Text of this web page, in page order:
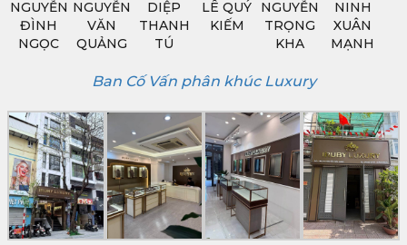
NGUYỄN
ĐÌNH
NGỌC
NGUYỄN
VĂN
QUẢNG
DIỆP
THANH
TÚ
LÊ QUÝ
KIẾM
NGUYỄN
TRỌNG
KHA
NINH
XUÂN
MẠNH
Ban Cố Vấn phân khúc Luxury